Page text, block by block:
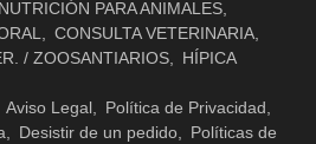
NUTRICIÓN PARA ANIMALES
CONSULTA VETERINARIA
/ ZOOSANTIARIOS
HÍPICA
Aviso Legal
Política de Privacidad
Desistir de un pedido
Políticas de